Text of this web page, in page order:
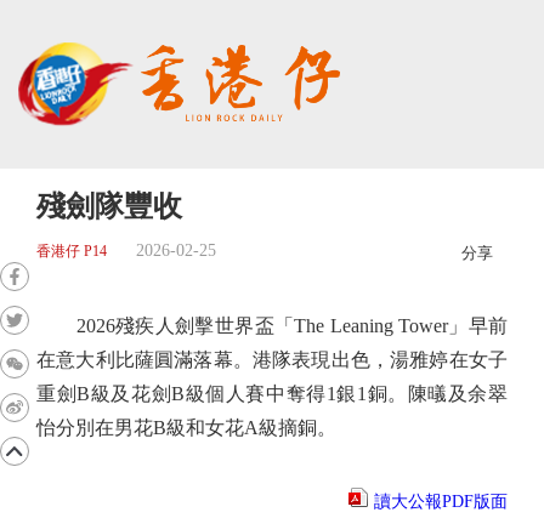
殘劍隊豐收
香港仔 P14 2026-02-25 分享
2026殘疾人劍擊世界盃「The Leaning Tower」早前
在意大利比薩圓滿落幕。港隊表現出色，湯雅婷在女子
重劍B級及花劍B級個人賽中奪得1銀1銅。陳㬢及余翠
怡分別在男花B級和女花A級摘銅。
讀大公報PDF版面